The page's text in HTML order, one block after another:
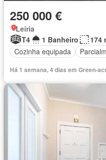
250 000 €
Leiria
T4
1 Banheiro
174
Cozinha equipada
Há 1 semana, 4 dias em Green-